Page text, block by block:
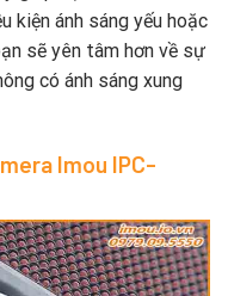
kiện ánh sáng yếu hoặc
sẽ yên tâm hơn về sự
có ánh sáng xung
Imou IPC-